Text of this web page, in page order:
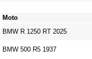
Moto
BMW R 1250 RT 2025
BMW 500 R5 1937